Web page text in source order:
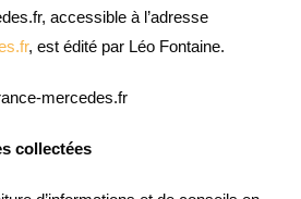
accessible à l’adresse
, est édité par Léo Fontaine.
mercedes.fr
collectées